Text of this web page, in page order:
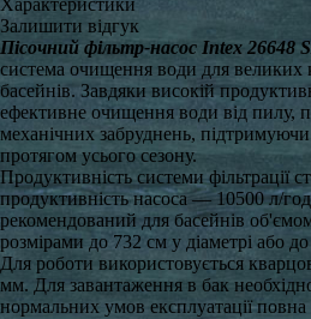
Характеристики
Залишити відгук
Пісочний фільтр-насос Intex 26648
система очищення води для великих
басейнів. Завдяки високій
ефективне очищення води від пилу,
механічних забруднень,
протягом усього сезону.
Продуктивність системи фільтрації
продуктивність насоса — 10500 л/
рекомендований для басейнів
розмірами до 732 см у діаметрі або
Для роботи використовується
мм. Для завантаження в бак
нормальних умов експлуатації повна